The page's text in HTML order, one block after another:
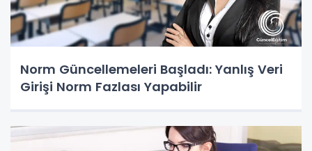
Norm Güncellemeleri Başladı: Yanlış Veri
Girişi Norm Fazlası Yapabilir